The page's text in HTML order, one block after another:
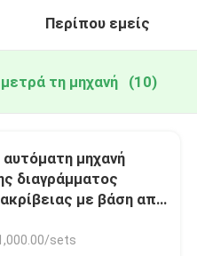
Περίπου εμείς
τη μηχανή (10)
μηχανή
διαγράμματος
με βάση από
ηλεκτρονικά και
sets